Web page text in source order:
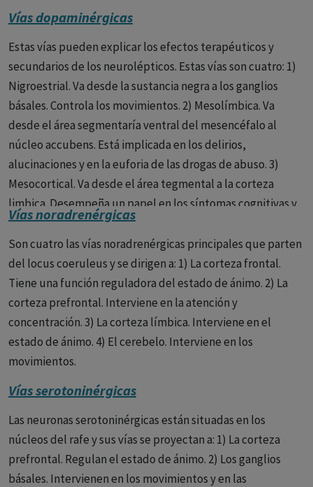
Vías dopaminérgicas
Estas vías pueden explicar los efectos terapéuticos y
secundarios de los neurolépticos. Estas vías son cuatro: 1)
Nigroestrial. Va desde la sustancia negra a los ganglios
básales. Controla los movimientos. 2) Mesolímbica. Va
desde el área segmentaría ventral del mesencéfalo al
núcleo accubens. Está implicada en los delirios,
alucinaciones y en la euforia de las drogas de abuso. 3)
Mesocortical. Va desde el área tegmental a la corteza
limbica. Desempeña un papel en los síntomas cognitivas y
negativos de la esquizofrenia. 4) Vía dopaminérgica
infundibular que va desde el hipotálamo a la glándula
pituitaria anterior. Controla la secreción de prolactina.
Vías noradrenérgicas
Son cuatro las vías noradrenérgicas principales que parten
del locus coeruleus y se dirigen a: 1) La corteza frontal.
Tiene una función reguladora del estado de ánimo. 2) La
corteza prefrontal. Interviene en la atención y
concentración. 3) La corteza límbica. Interviene en el
estado de ánimo. 4) El cerebelo. Interviene en los
movimientos.
Vías serotoninérgicas
Las neuronas serotoninérgicas están situadas en los
núcleos del rafe y sus vías se proyectan a: 1) La corteza
prefrontal. Regulan el estado de ánimo. 2) Los ganglios
básales. Intervienen en los movimientos y en las